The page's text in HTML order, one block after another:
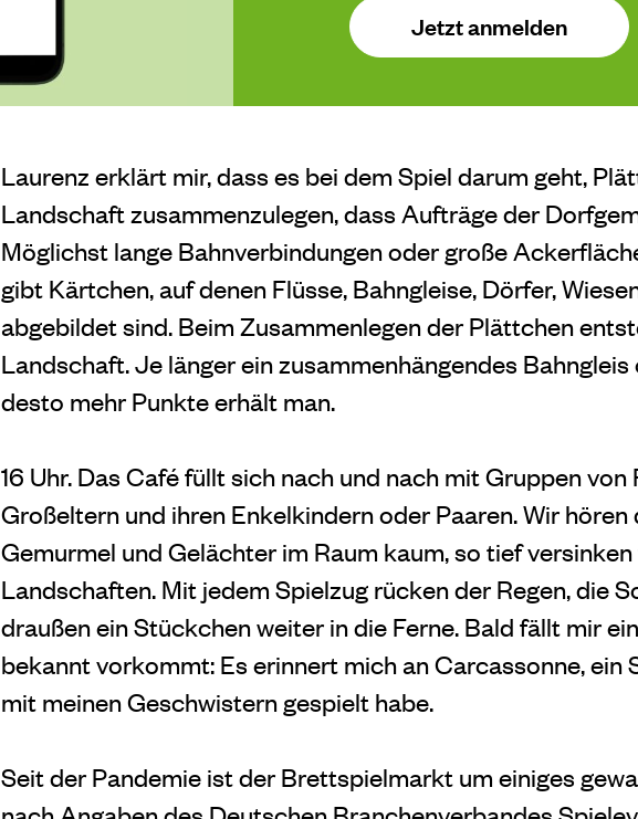
Jetzt anmelden
Laurenz erklärt mir, dass es bei dem Spiel darum geht,
Landschaft zusammenzulegen, dass Aufträge der
Möglichst lange Bahnverbindungen oder große
gibt Kärtchen, auf denen Flüsse, Bahngleise, Dörfer,
abgebildet sind. Beim Zusammenlegen der Plättchen
Landschaft. Je länger ein zusammenhängendes Bahngleis
desto mehr Punkte erhält man.
16 Uhr. Das Café füllt sich nach und nach mit Gruppen von
Großeltern und ihren Enkelkindern oder Paaren. Wir hören
Gemurmel und Gelächter im Raum kaum, so tief
Landschaften. Mit jedem Spielzug rücken der Regen, die
draußen ein Stückchen weiter in die Ferne. Bald fällt mir
bekannt vorkommt: Es erinnert mich an Carcassonne, ein
mit meinen Geschwistern gespielt habe.
Seit der Pandemie ist der Brettspielmarkt um einiges